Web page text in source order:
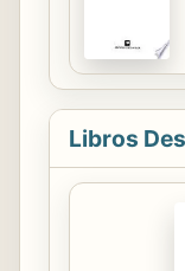
Libros